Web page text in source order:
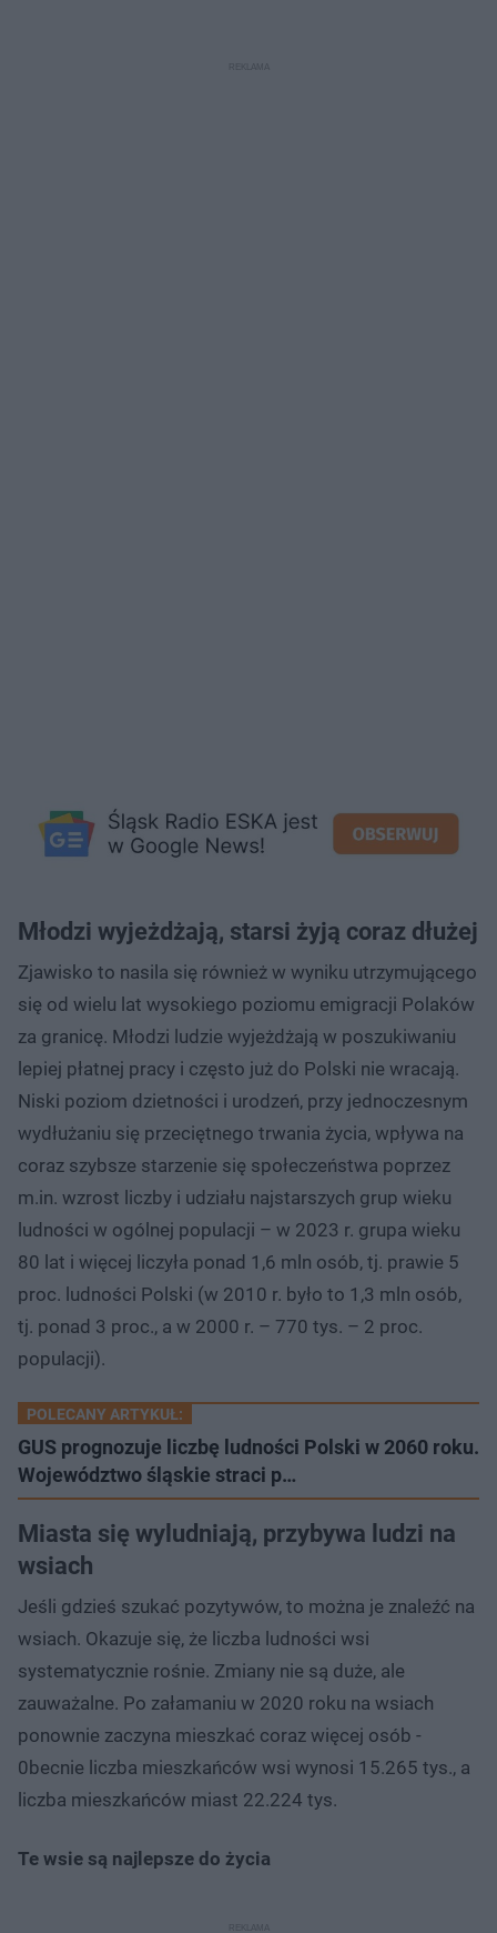
Młodzi wyjeżdżają, starsi żyją coraz dłużej
Zjawisko to nasila się również w wyniku utrzymującego
się od wielu lat wysokiego poziomu emigracji Polaków
za granicę. Młodzi ludzie wyjeżdżają w poszukiwaniu
lepiej płatnej pracy i często już do Polski nie wracają.
Niski poziom dzietności i urodzeń, przy jednoczesnym
wydłużaniu się przeciętnego trwania życia, wpływa na
coraz szybsze starzenie się społeczeństwa poprzez
m.in. wzrost liczby i udziału najstarszych grup wieku
ludności w ogólnej populacji – w 2023 r. grupa wieku
80 lat i więcej liczyła ponad 1,6 mln osób, tj. prawie 5
proc. ludności Polski (w 2010 r. było to 1,3 mln osób,
tj. ponad 3 proc., a w 2000 r. – 770 tys. – 2 proc.
populacji).
POLECANY ARTYKUŁ:
GUS prognozuje liczbę ludności Polski w 2060 roku.
Województwo śląskie straci p…
Miasta się wyludniają, przybywa ludzi na
wsiach
Jeśli gdzieś szukać pozytywów, to można je znaleźć na
wsiach. Okazuje się, że liczba ludności wsi
systematycznie rośnie. Zmiany nie są duże, ale
zauważalne. Po załamaniu w 2020 roku na wsiach
ponownie zaczyna mieszkać coraz więcej osób -
0becnie liczba mieszkańców wsi wynosi 15.265 tys., a
liczba mieszkańców miast 22.224 tys.
Te wsie są najlepsze do życia